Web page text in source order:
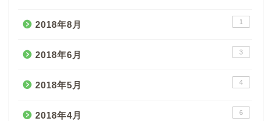
2018年8月 1
2018年6月 3
2018年5月 4
2018年4月 6